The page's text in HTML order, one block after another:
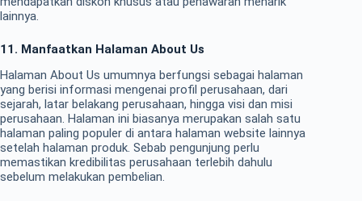
lainnya.
11. Manfaatkan Halaman About Us
Halaman About Us umumnya berfungsi sebagai halaman
yang berisi informasi mengenai profil perusahaan, dari
sejarah, latar belakang perusahaan, hingga visi dan misi
perusahaan. Halaman ini biasanya merupakan salah satu
halaman paling populer di antara halaman website lainnya
setelah halaman produk. Sebab pengunjung perlu
memastikan kredibilitas perusahaan terlebih dahulu
sebelum melakukan pembelian.